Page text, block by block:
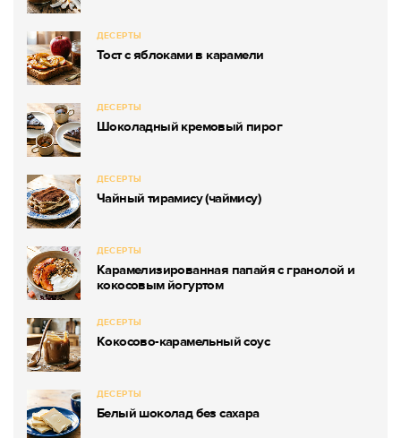
ДЕСЕРТЫ
Тост с яблоками в карамели
ДЕСЕРТЫ
Шоколадный кремовый пирог
ДЕСЕРТЫ
Чайный тирамису (чаймису)
ДЕСЕРТЫ
Карамелизированная папайя с гранолой и
кокосовым йогуртом
ДЕСЕРТЫ
Кокосово-карамельный соус
ДЕСЕРТЫ
Белый шоколад без сахара